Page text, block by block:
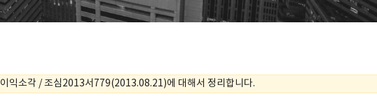
익소각 / 조심2013서779(2013.08.21)에 대해서 정리합니다.